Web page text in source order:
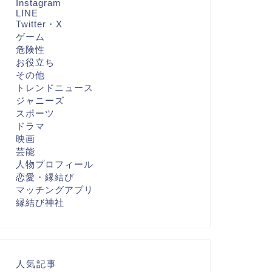
Instagram
LINE
Twitter・X
ゲーム
危険性
お役立ち
その他
トレンドニュース
ジャニーズ
スポーツ
ドラマ
映画
芸能
人物プロフィール
恋愛・縁結び
マッチングアプリ
縁結び神社
人気記事